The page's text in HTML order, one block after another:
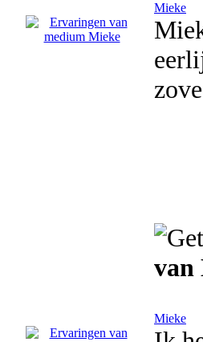
Mieke
Mieke